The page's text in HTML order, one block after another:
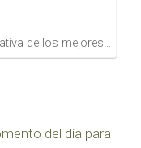
de los mejores…
del día para